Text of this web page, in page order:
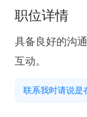
职位详情
具备良好的沟
互动。
联系我时请说是